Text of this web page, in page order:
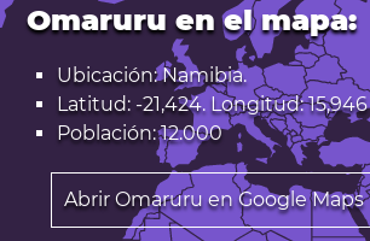
Omaruru en el mapa:
Ubicación: Namibia.
Latitud: -21,424. Longitud: 15,946
Población: 12.000
Abrir Omaruru en Google Maps